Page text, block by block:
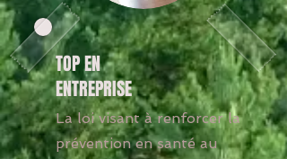
TOP EN
ENTREPRISE
La loi visant à renforcer la
prévention en santé au